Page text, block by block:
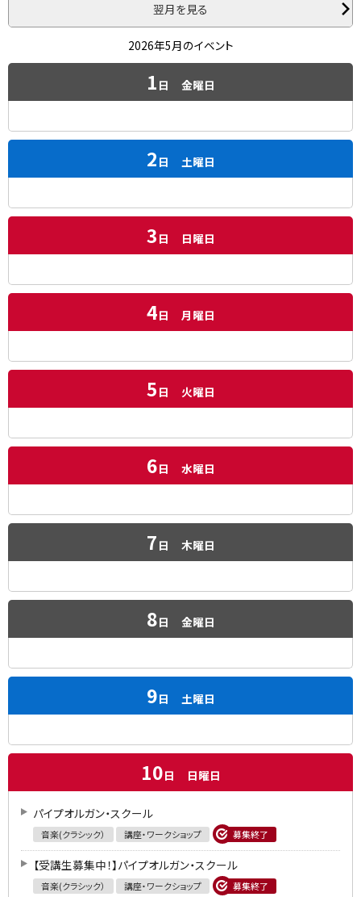
翌月を見る
2026年5月のイベント
1 日 金曜日
2 日 土曜日
3 日 日曜日
4日 月曜日
5 日 火曜日
6日 水曜日
7 日 木曜日
8日 金曜日
9日 土曜日
10日 日曜日
パイプオルガン・スクール
音楽(クラシック） 講座・ワークショップ 募集終了
【受講生募集中！】パイプオルガン・スクール
音楽(クラシック） 講座・ワークショップ 募集終了